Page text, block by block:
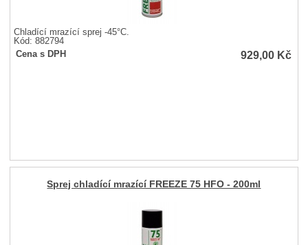
Chladící mrazící sprej -45°C.
Kód: 882794
Cena s DPH
929,00 Kč
Sprej chladící mrazící FREEZE 75 HFO - 200ml